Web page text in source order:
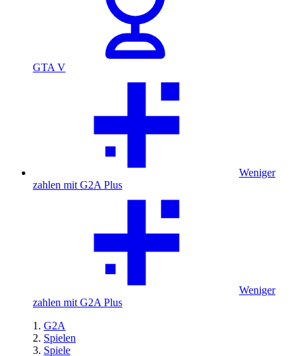
GTA V
Weniger
zahlen mit G2A Plus
Weniger
zahlen mit G2A Plus
G2A
Spielen
Spiele